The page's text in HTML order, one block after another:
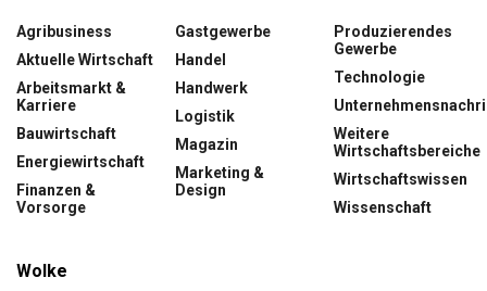
Agribusiness
Aktuelle Wirtschaft
Arbeitsmarkt &
Karriere
Bauwirtschaft
Energiewirtschaft
Finanzen &
Vorsorge
Gastgewerbe
Handel
Handwerk
Logistik
Magazin
Marketing &
Design
Produzierendes
Gewerbe
Technologie
Weitere
Wirtschaftsbereiche
Wirtschaftswissen
Wissenschaft
Wolke